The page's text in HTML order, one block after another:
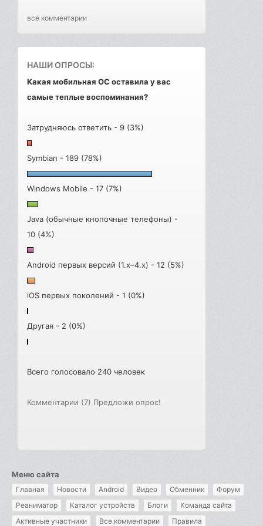
все комментарии
НАШИ ОПРОСЫ:
Какая мобильная ОС оставила у вас
самые теплые воспоминания?
Затрудняюсь ответить - 9 (3%)
Symbian - 189 (78%)
Windows Mobile - 17 (7%)
Java (обычные кнопочные телефоны) -
10 (4%)
Android первых версий (1.x–4.x) - 12 (5%)
iOS первых поколений - 1 (0%)
Другая - 2 (0%)
Всего голосовало 240 человек
Комментарии (7) Предложи опрос!
Меню сайта
Главная Новости Android Видео Обменник
Форум
Реаниматор
Каталог устройств Блоги
Команда сайта
Активные участники
Все комментарии Правила